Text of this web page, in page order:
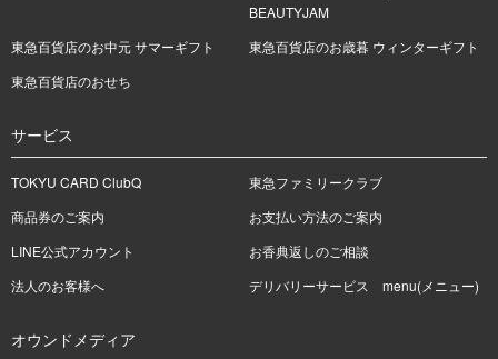
BEAUTYJAM
東急百貨店のお中元 サマーギフト
東急百貨店のお歳暮 ウィンターギフト
東急百貨店のおせち
サービス
TOKYU CARD ClubQ
東急ファミリークラブ
商品券のご案内
お支払い方法のご案内
LINE公式アカウント
お香典返しのご相談
法人のお客様へ
デリバリーサービス menu(メニュー)
オウンドメディア